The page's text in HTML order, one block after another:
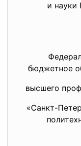
и науки
бюджетное
высшего
«Санкт-